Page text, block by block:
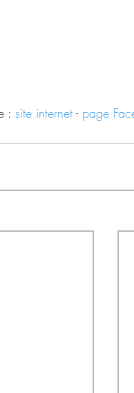
: site internet - page